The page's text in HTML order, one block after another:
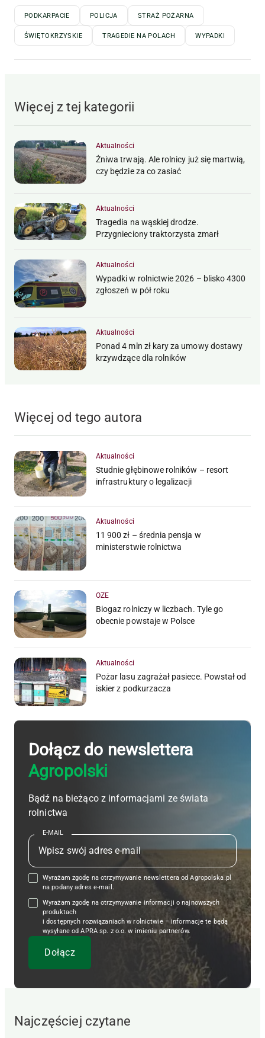
PODKARPACIE POLICJA STRAŻ POŻARNA
ŚWIĘTOKRZYSKIE TRAGEDIE NA POLACH WYPADKI
Więcej z tej kategorii
Aktualności
Żniwa trwają. Ale rolnicy już się martwią,
czy będzie za co zasiać
Aktualności
Tragedia na wąskiej drodze.
Przygnieciony traktorzysta zmarł
Aktualności
Wypadki w rolnictwie 2026 – blisko 4300
zgłoszeń w pół roku
Aktualności
Ponad 4 mln zł kary za umowy dostawy
krzywdzące dla rolników
Więcej od tego autora
Aktualności
Studnie głębinowe rolników – resort
infrastruktury o legalizacji
Aktualności
11 900 zł – średnia pensja w
ministerstwie rolnictwa
OZE
Biogaz rolniczy w liczbach. Tyle go
obecnie powstaje w Polsce
Aktualności
Pożar lasu zagrażał pasiece. Powstał od
iskier z podkurzacza
Dołącz do newslettera
Agropolski
Bądź na bieżąco z informacjami ze świata
rolnictwa
E-MAIL
Wyrażam zgodę na otrzymywanie newslettera od Agropolska.pl
na podany adres e-mail.
Wyrażam zgodę na otrzymywanie informacji o najnowszych
produktach
i dostępnych rozwiązaniach w rolnictwie – informacje te będą
wysyłane od APRA sp. z o.o. w imieniu partnerów.
Najczęściej czytane